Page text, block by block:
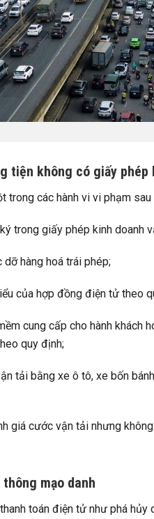
tiện không có giấy phép
các hành vi vi phạm sau
trong giấy phép kinh doanh
hàng hoá trái phép;
của hợp đồng điện tử theo
cung cấp cho hành khách
quy định;
tải bằng xe ô tô, xe bốn
giá cước vận tải nhưng
mạo danh
toán điện tử như phá hủy